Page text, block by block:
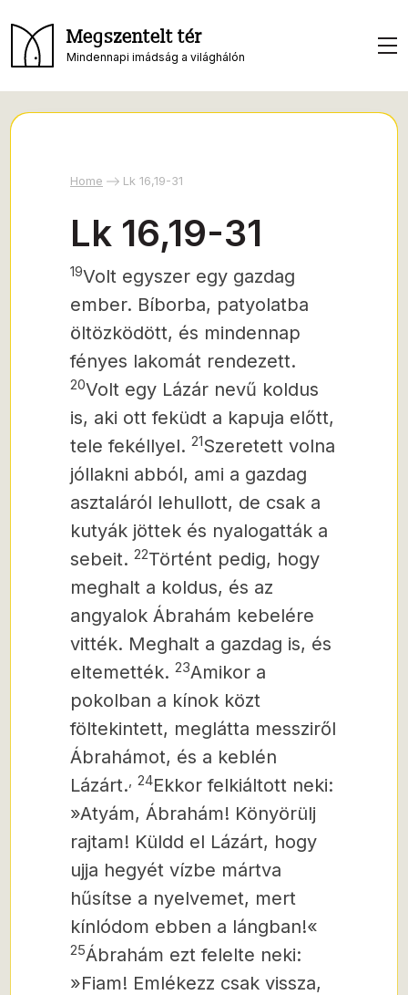
Megszentelt tér
Mindennapi imádság a világhálón
Home Lk 16,19-31
Lk 16,19-31
19Volt egyszer egy gazdag
ember. Bíborba, patyolatba
öltözködött, és mindennap
fényes lakomát rendezett.
20Volt egy Lázár nevű koldus
is, aki ott feküdt a kapuja előtt,
tele fekéllyel. 21Szeretett volna
jóllakni abból, ami a gazdag
asztaláról lehullott, de csak a
kutyák jöttek és nyalogatták a
sebeit. 22Történt pedig, hogy
meghalt a koldus, és az
angyalok Ábrahám kebelére
vitték. Meghalt a gazdag is, és
eltemették. 23Amikor a
pokolban a kínok közt
föltekintett, meglátta messziről
Ábrahámot, és a keblén
Lázárt. 24Ekkor felkiáltott neki:
»Atyám, Ábrahám! Könyörülj
rajtam! Küldd el Lázárt, hogy
ujja hegyét vízbe mártva
hűsítse a nyelvemet, mert
kínlódom ebben a lángban!«
25Ábrahám ezt felelte neki:
»Fiam! Emlékezz csak vissza,